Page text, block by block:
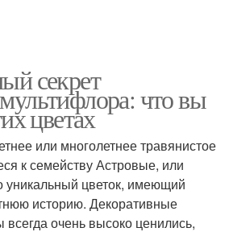
секрет
что вы
цветах
или многолетнее травянистое
к семейству Астровые, или
цветок, имеющий
историю. Декоративные
всегда очень высоко ценились,